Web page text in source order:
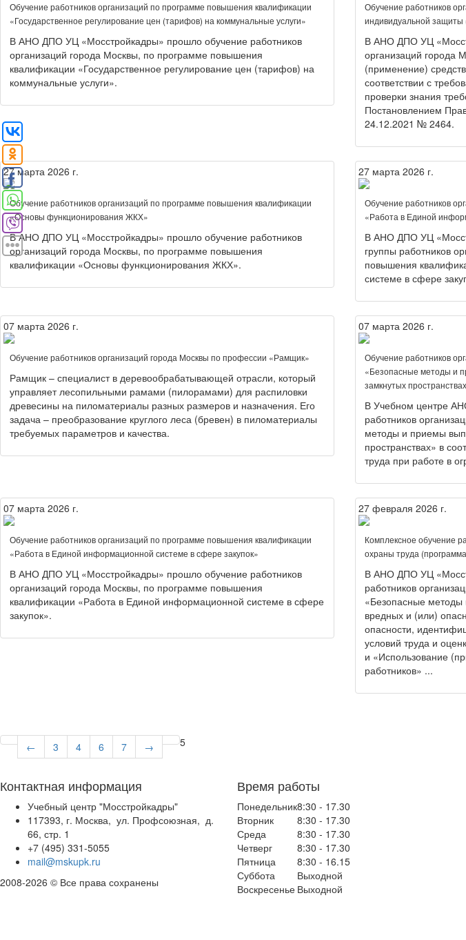
Обучение работников организаций по программе повышения квалификации
«Государственное регулирование цен (тарифов) на коммунальные услуги»
В АНО ДПО УЦ «Мосстройкадры» прошло обучение работников
организаций города Москвы, по программе повышения
квалификации «Государственное регулирование цен (тарифов) на
коммунальные услуги».
Обучение работников
индивидуальной
В АНО ДПО УЦ
организаций города
(применение)
соответствии с
проверки знания
Постановлением
24.12.2021 № 2464.
27 марта 2026 г.
Обучение работников организаций по программе повышения квалификации
«Основы функционирования ЖКХ»
В АНО ДПО УЦ «Мосстройкадры» прошло обучение работников
организаций города Москвы, по программе повышения
квалификации «Основы функционирования ЖКХ».
27 марта 2026 г.
Обучение работников
«Работа в Единой
В АНО ДПО УЦ
группы работников
повышения
системе в сфере
07 марта 2026 г.
Обучение работников организаций города Москвы по профессии «Рамщик»
Рамщик – специалист в деревообрабатывающей отрасли, который
управляет лесопильными рамами (пилорамами) для распиловки
древесины на пиломатериалы разных размеров и назначения. Его
задача – преобразование круглого леса (бревен) в пиломатериалы
требуемых параметров и качества.
07 марта 2026 г.
Обучение работников
«Безопасные методы и
замкнутых
В Учебном центре
работников
методы и приемы
пространствах» в
труда при работе в
07 марта 2026 г.
Обучение работников организаций по программе повышения квалификации
«Работа в Единой информационной системе в сфере закупок»
В АНО ДПО УЦ «Мосстройкадры» прошло обучение работников
организаций города Москвы, по программе повышения
квалификации «Работа в Единой информационной системе в сфере
закупок».
27 февраля 2026 г.
Комплексное обучение
охраны труда
В АНО ДПО УЦ
работников
«Безопасные методы
вредных и (или)
опасности,
условий труда и
и «Использование
работников» ...
← 3 4 5
6 7 →
Контактная информация
Учебный центр "Мосстройкадры"
117393, г. Москва, ул. Профсоюзная, д.
66, стр. 1
+7 (495) 331-5055
mail@mskupk.ru
2008-2026 © Все права сохранены
Время работы
Понедельник8:30 - 17.30
Вторник
8:30 - 17.30
Среда
8:30 - 17.30
Четверг
8:30 - 17.30
Пятница
8:30 - 16.15
Суббота
Выходной
Воскресенье Выходной